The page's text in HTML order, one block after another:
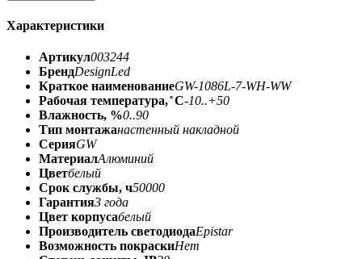
Характеристики
Артикул003244
БрендDesignLed
Краткое наименованиеGW-1086L-7-WH-WW
Рабочая температура, ̊ С-10..+50
Влажность, %0..90
Тип монтажанастенный накладной
СерияGW
МатериалАлюминий
Цветбелый
Срок службы, ч50000
Гарантия3 года
Цвет корпусабелый
Производитель светодиодаEpistar
Возможность покраскиНет